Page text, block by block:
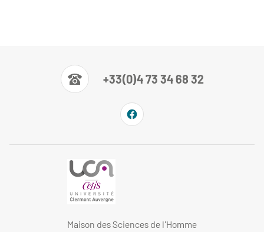
+33(0)4 73 34 68 32
Maison des Sciences de l'Homme